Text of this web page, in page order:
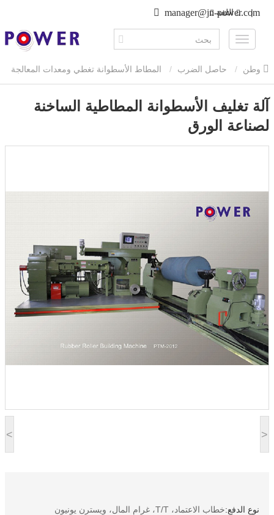
manager@jn-power.com
| اللغة
حاصل الضرب المطاط الأسطوانة تغطي ومعدات المعالجة
المطاط الأسطوانة تغطي آلة آلة تغليف الأسطوانة المطاطية
الساخنة لصناعة الورق
< >
آلة تغليف الأسطوانة المطاطية الساخنة
لصناعة الورق
نوع الدفع:خطاب الاعتماد، T/T، غرام المال، ويسترن يونيون